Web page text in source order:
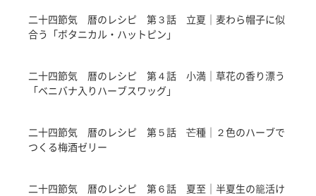
二十四節気 暦のレシピ 第３話 立夏｜麦わら帽子に似
合う「ボタニカル・ハットピン」
二十四節気 暦のレシピ 第４話 小満｜草花の香り漂う
「ベニバナ入りハーブスワッグ」
二十四節気 暦のレシピ 第５話 芒種｜２色のハーブで
つくる梅酒ゼリー
二十四節気 暦のレシピ 第６話 夏至｜半夏生の籠活け